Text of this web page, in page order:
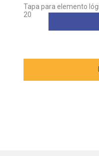
Tapa para elemento
20